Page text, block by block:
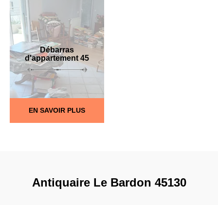
Débarras
d'appartement 45
EN SAVOIR PLUS
Antiquaire Le Bardon 45130